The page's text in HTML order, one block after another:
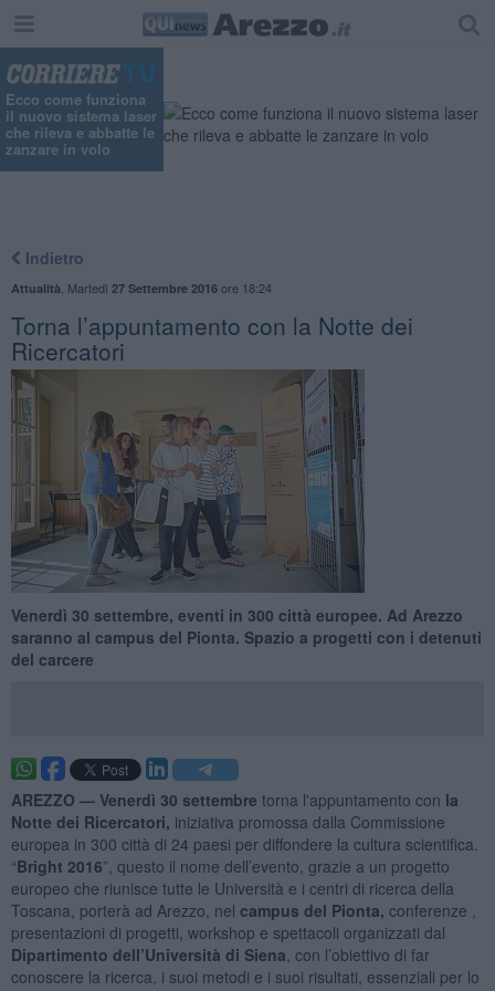
Ecco come funziona
il nuovo sistema laser
che rileva e abbatte le
zanzare in volo
Indietro
Attualità Martedì 27 Settembre 2016ore 18:24
Torna l’appuntamento con la Notte dei
Ricercatori
Venerdì 30 settembre, eventi in 300 città europee. Ad Arezzo
saranno al campus del Pionta. Spazio a progetti con i detenuti
del carcere
AREZZO — Venerdì 30 settembre torna l'appuntamento con la
Notte dei Ricercatori, iniziativa promossa dalla Commissione
europea in 300 città di 24 paesi per diffondere la cultura scientifica.
“Bright 2016”, questo il nome dell’evento, grazie a un progetto
europeo che riunisce tutte le Università e i centri di ricerca della
Toscana, porterà ad Arezzo, nel campus del Pionta, conferenze ,
presentazioni di progetti, workshop e spettacoli organizzati dal
Dipartimento dell’Università di Siena , con l’obiettivo di far
conoscere la ricerca, i suoi metodi e i suoi risultati, essenziali per lo